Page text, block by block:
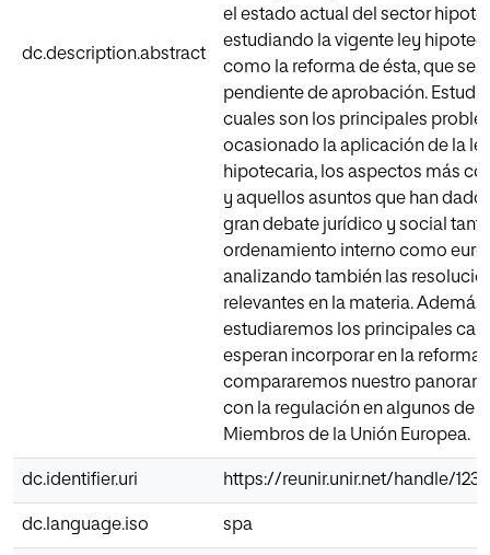
dc.description.abstract
el estado actual del sector
estudiando la vigente ley
como la reforma de ésta, que se
pendiente de aprobación.
cuales son los principales
ocasionado la aplicación de la
hipotecaria, los aspectos más
y aquellos asuntos que han dado
gran debate jurídico y social
ordenamiento interno como
analizando también las
relevantes en la materia. Además,
estudiaremos los principales
esperan incorporar en la reforma
compararemos nuestro
con la regulación en algunos de
Miembros de la Unión Europea.
dc.identifier.uri https://reunir.unir.net/handle/
dc.language.iso spa